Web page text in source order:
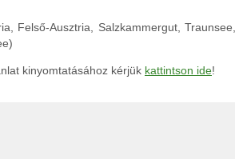
Felső-Ausztria, Salzkammergut,
kinyomtatásához kérjük kattintson ide!